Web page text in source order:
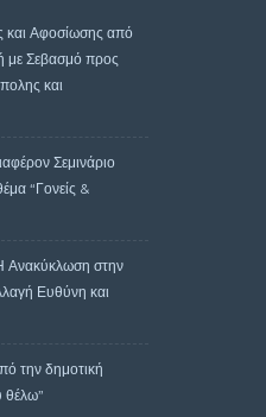
Αφοσίωσης από
με Σεβασμό προς
και
Σεμινάριο
“Γονείς &
Ανακύκλωση στην
Ευθύνη και
την δημοτική